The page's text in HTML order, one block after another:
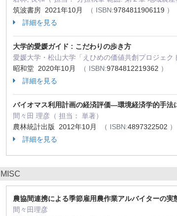
筑波書房 2021年10月
（ ISBN:9784811906119 ）
詳細を見る
大学的愛媛ガイド : こだわりの歩き方
愛媛大学・松山大学「えひめの価値共創プロジェ
昭和堂 2020年10月
（ ISBN:9784812219362 ）
詳細を見る
バイオマス利用計画の経済評価―環境経済学的手法
間々田 理彦（ 担当： 単著）
農林統計出版 2012年10月
（ ISBN:4897322502 ）
詳細を見る
MISC
農協間連携による季節雇用農作業アルバイターの
間々田理彦